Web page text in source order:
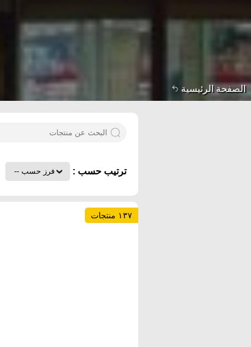
الصفحة الرئيسية
ترتيب حسب :
١٣٧ منتجات